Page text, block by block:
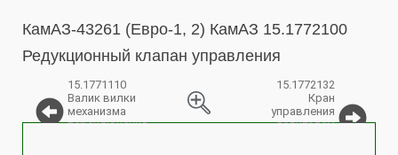
КамАЗ-43261 (Евро-1, 2) КамАЗ 15.1772100
Редукционный клапан управления
15.1771110
Валик вилки
механизма
переключения
15.1772132
Кран
управления
делителем